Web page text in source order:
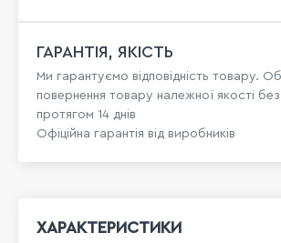
ГАРАНТІЯ, ЯКІСТЬ
Ми гарантуємо відповідність товару.
повернення товару належної якості
протягом 14 днів
Офіційна гарантія від виробників
ХАРАКТЕРИСТИКИ